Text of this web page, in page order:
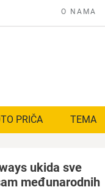
O NAMA
PRIČA TEMA
ukida sve
međunarodnih